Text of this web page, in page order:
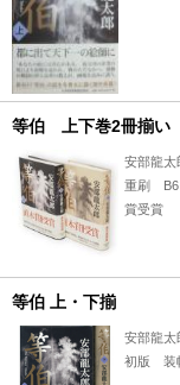
等伯 上下巻2冊揃い
安部龍太
重刷 B6
賞受賞
等伯 上・下揃
安部龍太
初版 装